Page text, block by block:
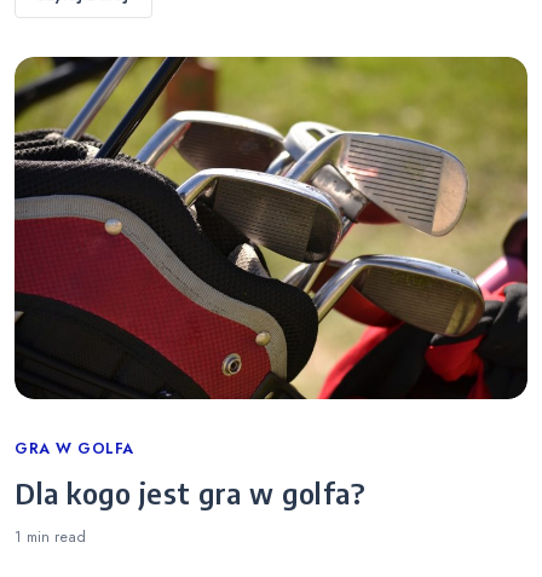
Categories
GRA W GOLFA
Dla kogo jest gra w golfa?
1 min read